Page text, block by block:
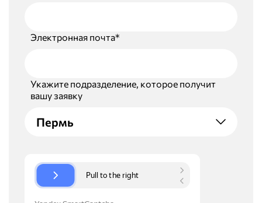
Электронная почта*
Укажите подразделение, которое получит
вашу заявку
Пермь